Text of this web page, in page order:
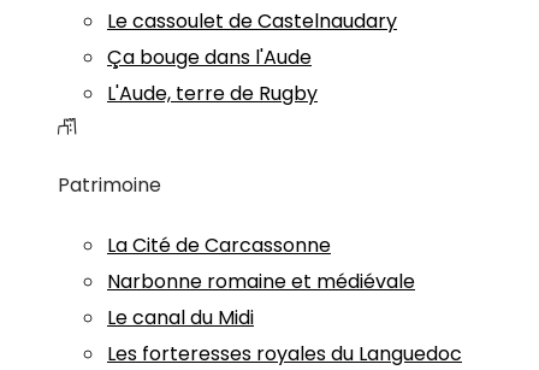
Le cassoulet de Castelnaudary
Ça bouge dans l'Aude
L'Aude, terre de Rugby
Patrimoine
La Cité de Carcassonne
Narbonne romaine et médiévale
Le canal du Midi
Les forteresses royales du Languedoc